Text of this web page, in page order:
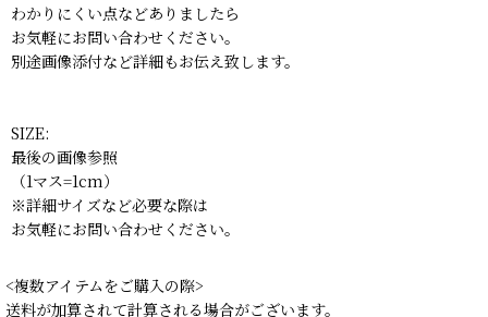
わかりにくい点などありましたら
お気軽にお問い合わせください。
別途画像添付など詳細もお伝え致します。
SIZE:
最後の画像参照
（1マス=1cm）
※詳細サイズなど必要な際は
お気軽にお問い合わせください。
<複数アイテムをご購入の際>
送料が加算されて計算される場合がございます。